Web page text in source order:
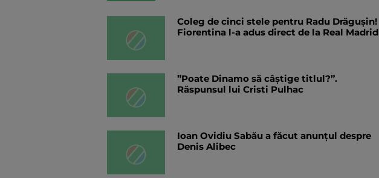
Coleg de cinci stele pentru Radu Drăgușin!
Fiorentina l-a adus direct de la Real Madrid
”Poate Dinamo să câștige titlul?”.
Răspunsul lui Cristi Pulhac
Ioan Ovidiu Sabău a făcut anunțul despre
Denis Alibec